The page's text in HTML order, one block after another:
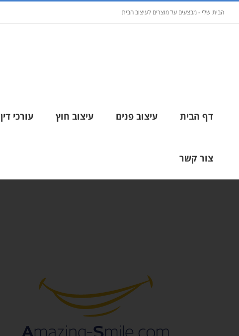
הבית שלי - מבצעים על מוצרים לעיצוב הבית
דף הבית עיצוב פנים עיצוב חוץ עורכי דין
צור קשר